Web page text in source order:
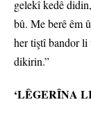
gelekî kedê
bû. Me berê êm
her tiştî bandor
dikirin.”
‘LÊGERÎNA